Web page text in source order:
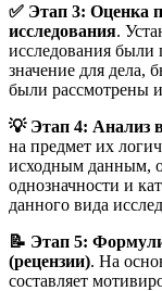
✅ Этап 3: Оценка
исследования.
исследования
значение для дела,
были рассмотрены
💡 Этап 4: Анализ
на предмет их
исходным данным,
однозначности и
данного вида
📝 Этап 5:
(рецензии). На
составляет